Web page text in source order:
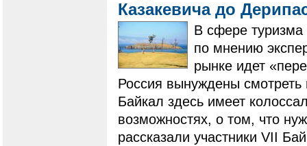
Казакевича до
В сфере туризма
по мнению
рынке идет
Россия вынуждены смотреть
Байкал здесь имеет
возможностях, о том, что
рассказали участники VII